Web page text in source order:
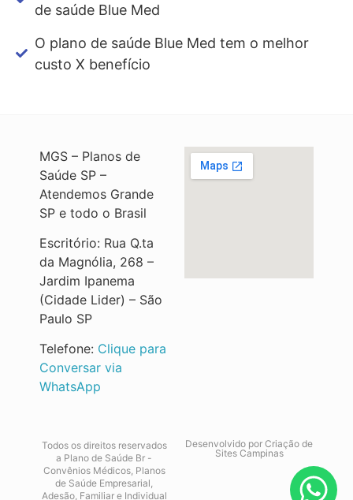
de saúde Blue Med
O plano de saúde Blue Med tem o melhor
custo X benefício
MGS – Planos de
Saúde SP –
Atendemos Grande
SP e todo o Brasil
Escritório: Rua Q.ta
da Magnólia, 268 –
Jardim Ipanema
(Cidade Lider) – São
Paulo SP
Telefone: Clique para
Conversar via
WhatsApp
Todos os direitos reservados
a Plano de Saúde Br -
Convênios Médicos, Planos
de Saúde Empresarial,
Adesão, Familiar e Individual
Desenvolvido por Criação de
Sites Campinas